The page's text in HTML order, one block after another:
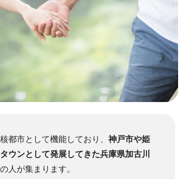
都市として機能しており、 神戸市や姫
ウンとして発展してきた兵庫県加古川
人が集まります。